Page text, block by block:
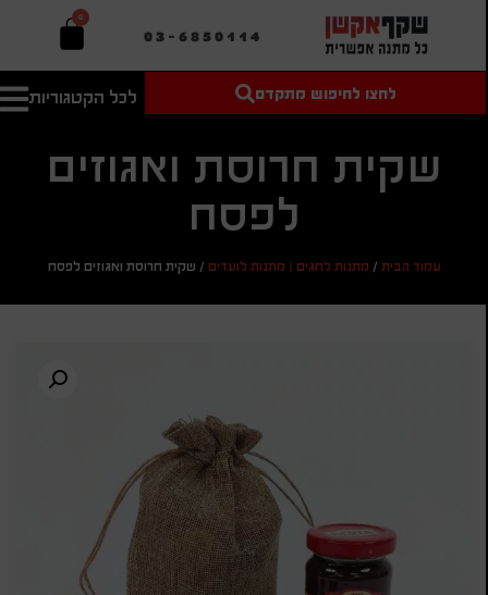
03-6850114
0
לכל הקטגוריות
טקסט חופשי
מחיר מיני'
אישית
לחצו לחיפוש מתקדם
שקית חרוסת ואגוזים
לפסח
עמוד הבית/ מתנות לחגים | מתנות לועדים/ שקית חרוסת ואגוזים לפסח